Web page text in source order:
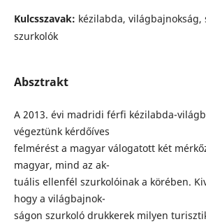
Kulcsszavak: kézilabda,
szurkolók
Absztrakt
A 2013. évi madridi férfi kézilabda-
végeztünk kérdőíves
felmérést a magyar válogatott két
magyar, mind az ak-
tuális ellenfél szurkolóinak a körében.
hogy a világbajnok-
ságon szurkoló drukkerek milyen